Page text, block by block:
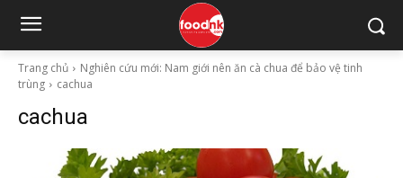
Trang chủ
Nghiên cứu mới: Nam giới nên ăn cà chua để bảo vệ tinh
trùng
cachua
cachua